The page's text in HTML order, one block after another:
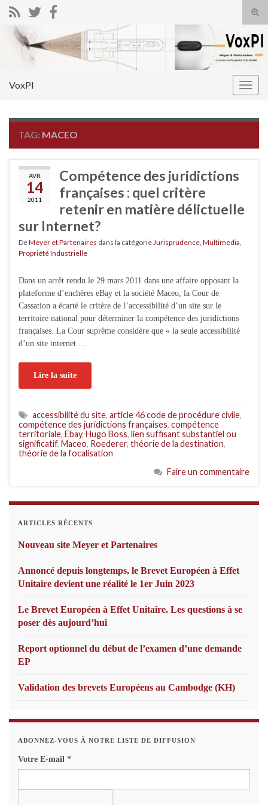
Search for:
VoxPI
TAG: MACEO
AVR
14
2011
Compétence des juridictions
françaises : quel critère
retenir en matière délictuelle
sur Internet?
DeMeyer et Partenaires dans la catégorie Jurisprudence Multimedia
Propriété Industrielle
Dans un arrêt rendu le 29 mars 2011 dans une affaire opposant la
plateforme d’enchères eBay et la société Maceo, la Cour de
Cassation a écarté le critère de l’accessibilité d’un site sur le
territoire national pour déterminer la compétence des juridictions
françaises. La Cour suprême considère que « la seule accessibilité
d’un site internet …
Lire la suite
accessibilité du site, article 46 code de procédure civile,
compétence des juridictions françaises, compétence
territoriale, Ebay, Hugo Boss, lien suffisant substantiel ou
significatif, Maceo, Roederer, théorie de la destination,
théorie de la focalisation
Faire un commentaire
ARTICLES RÉCENTS
Nouveau site Meyer et Partenaires
Annoncé depuis longtemps, le Brevet Européen à Effet
Unitaire devient une réalité le 1er Juin 2023
Le Brevet Européen à Effet Unitaire. Les questions à se
poser dès aujourd’hui
Report optionnel du début de l’examen d’une demande
EP
Validation des brevets Européens au Cambodge (KH)
ABONNEZ-VOUS À NOTRE LISTE DE DIFFUSION
Votre E-mail *